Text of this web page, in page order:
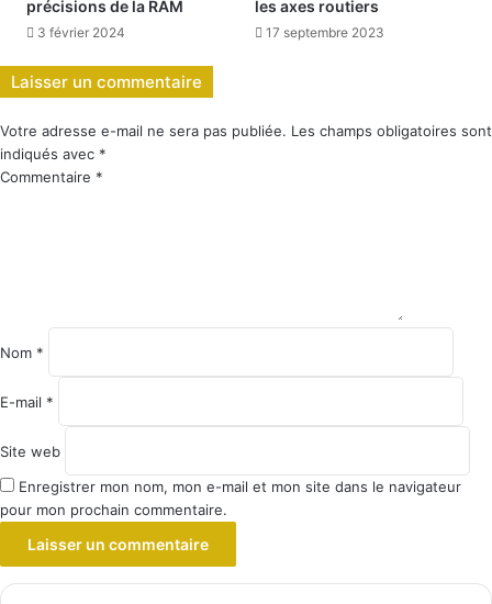
précisions de la RAM
3 février 2024
les axes routiers
17 septembre 2023
Laisser un commentaire
Votre adresse e-mail ne sera pas publiée. Les champs obligatoires sont
indiqués avec *
Commentaire *
Nom *
E-mail *
Site web
Enregistrer mon nom, mon e-mail et mon site dans le navigateur
pour mon prochain commentaire.